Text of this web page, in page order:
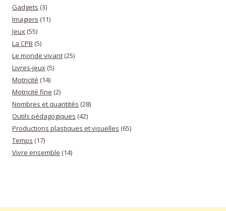
Gadgets (3)
Imagiers (11)
Jeux (55)
La CPB (5)
Le monde vivant (25)
Livres-jeux (5)
Motricité (14)
Motricité fine (2)
Nombres et quantités (28)
Outils pédagogiques (42)
Productions plastiques et visuelles (65)
Temps (17)
Vivre ensemble (14)